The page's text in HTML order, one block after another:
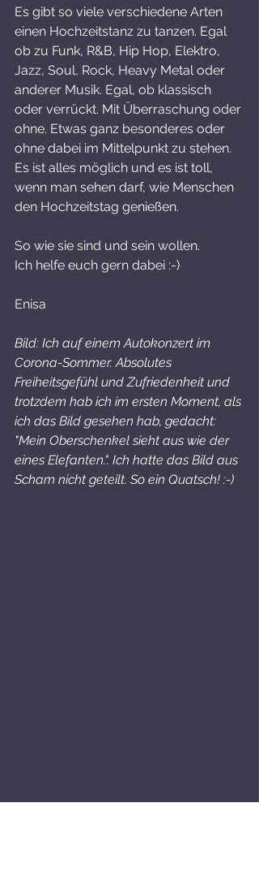
Es gibt so viele verschiedene Arten
einen Hochzeitstanz zu tanzen. Egal
ob zu Funk, R&B, Hip Hop, Elektro,
Jazz, Soul, Rock, Heavy Metal oder
anderer Musik. Egal, ob klassisch
oder verrückt. Mit Überraschung oder
ohne. Etwas ganz besonderes oder
ohne dabei im Mittelpunkt zu stehen.
Es ist alles möglich und es ist toll,
wenn man sehen darf, wie Menschen
den Hochzeitstag genießen.
So wie sie sind und sein wollen.
Ich helfe euch gern dabei :-)
Enisa
Bild: Ich auf einem Autokonzert im
Corona-Sommer. Absolutes
Freiheitsgefühl und Zufriedenheit und
trotzdem hab ich im ersten Moment, als
ich das Bild gesehen hab, gedacht:
"Mein Oberschenkel sieht aus wie der
eines Elefanten.". Ich hatte das Bild aus
Scham nicht geteilt. So ein Quatsch! :-)